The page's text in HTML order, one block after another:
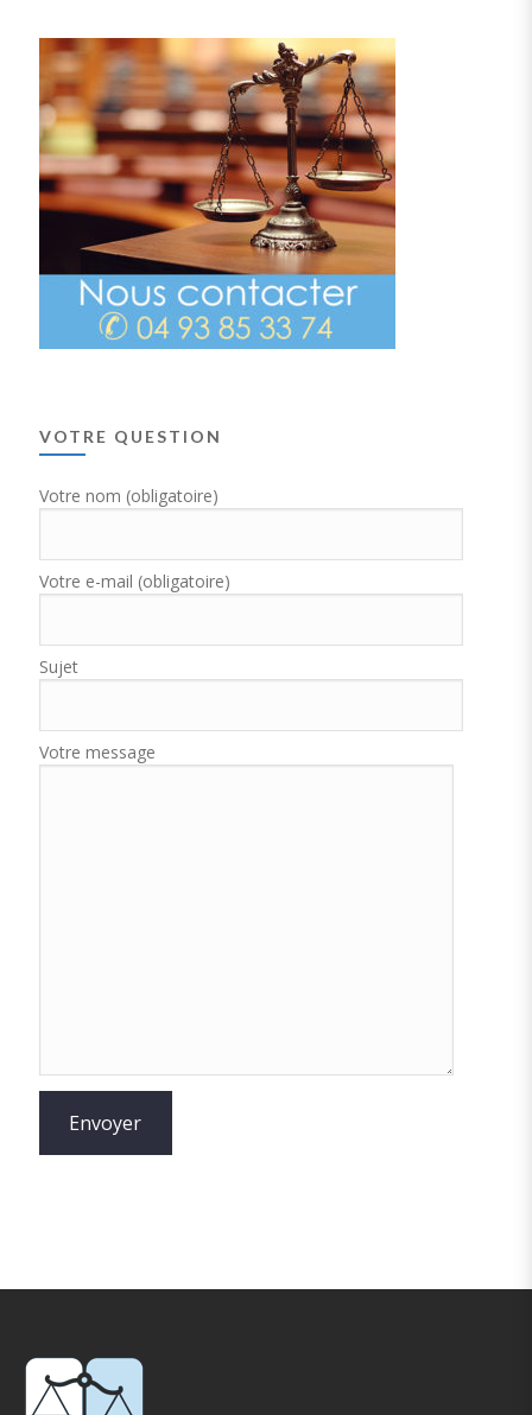
VOTRE QUESTION
Votre nom (obligatoire)
Votre e-mail (obligatoire)
Sujet
Votre message